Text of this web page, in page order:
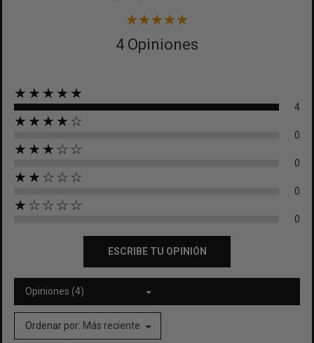
4 Opiniones
★★★★★
4
★★★★☆
0
★★★☆☆
0
★★☆☆☆
0
★☆☆☆☆
0
ESCRIBE TU OPINIÓN
Opiniones (4)
Ordenar por: Más reciente